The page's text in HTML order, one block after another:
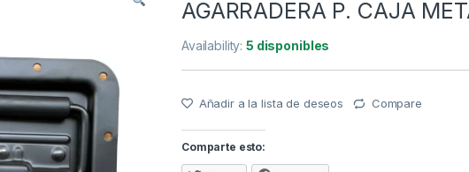
AGARRADERA P. CAJA
Availability:5 disponibles
Añadir a la lista de deseos Compare
Comparte esto: